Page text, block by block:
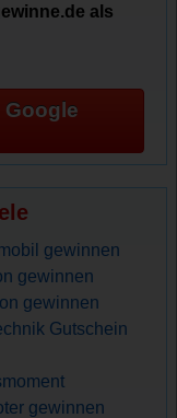
als
Google
gewinnen
gewinnen
gewinnen
Gutschein
gewinnen